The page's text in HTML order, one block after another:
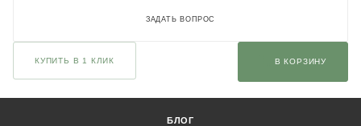
ЗАДАТЬ ВОПРОС
КУПИТЬ В 1 КЛИК В КОРЗИНУ
БЛОГ